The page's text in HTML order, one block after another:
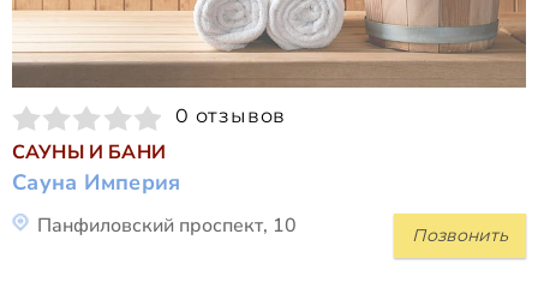
0 отзывов
САУНЫ И БАНИ
Сауна Империя
Позвонить
Панфиловский проспект, 10